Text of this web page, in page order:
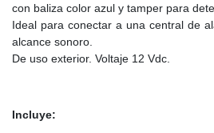
con baliza color azul y tamper para
Ideal para conectar a una central de
alcance sonoro.
De uso exterior. Voltaje 12 Vdc.
Incluye: